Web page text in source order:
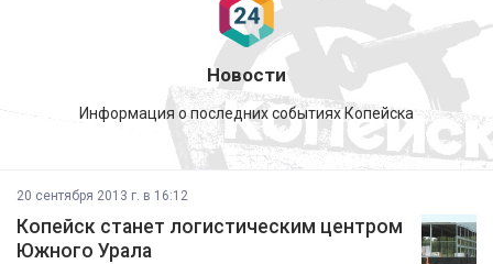
Новости
Информация о последних событиях Копейска
20 сентября 2013 г. в 16:12
Копейск станет логистическим центром
Южного Урала